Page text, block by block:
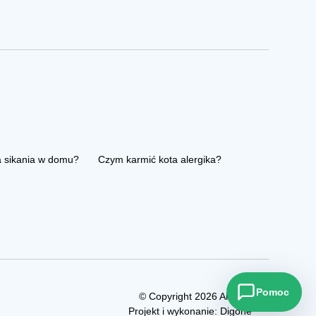
sikania w domu? Czym karmić kota alergika?
© Copyright 2026 Allezoo
Projekt i wykonanie: Digone
Pomoc